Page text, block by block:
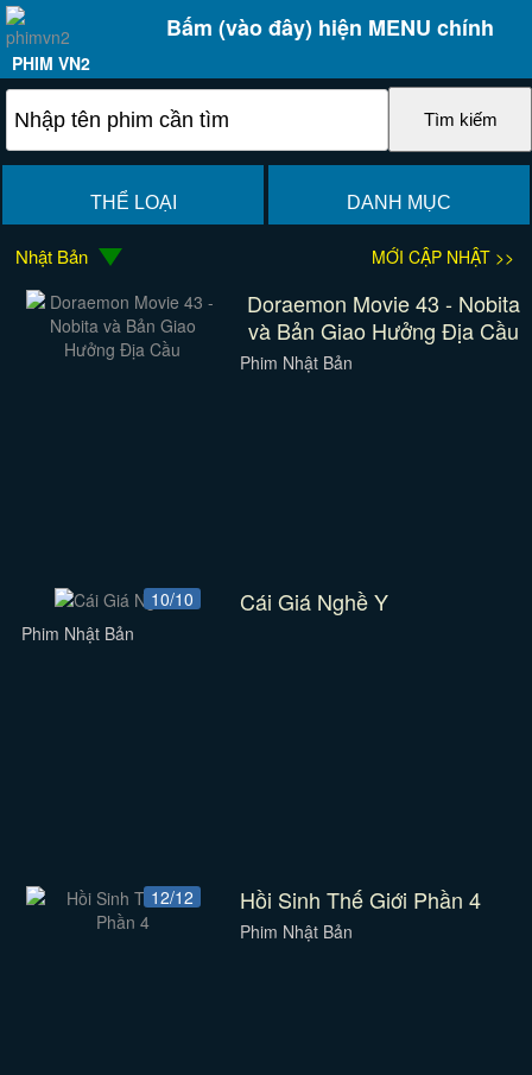
Bấm (vào đây) hiện MENU chính
PHIM VN2
THỂ LOẠI DANH MỤC
Nhật Bản MỚI CẬP NHẬT >>
Doraemon Movie 43 - Nobita
và Bản Giao Hưởng Địa Cầu
Phim Nhật Bản
10/10 Cái Giá Nghề Y
Phim Nhật Bản
12/12 Hồi Sinh Thế Giới Phần 4
Phim Nhật Bản